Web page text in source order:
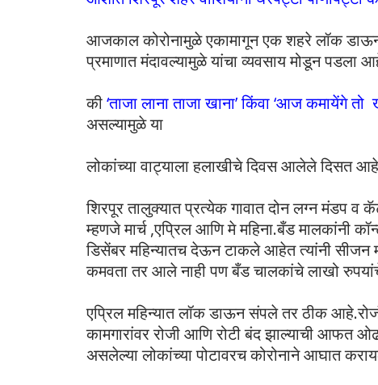
आजकाल कोरोनामुळे एकामागून एक शहरे लॉक
प्रमाणात मंदावल्यामुळे यांचा व्यवसाय मोडून पडला
की‘ताजा लाना ताजा खाना’ किंवा ‘आज कमायेंगे
असल्यामुळे या
लोकांच्या वाट्याला हलाखीचे दिवस आलेले दिसत
शिरपूर तालुक्यात प्रत्येक गावात दोन लग्न मंडप व
म्हणजे मार्च ,एप्रिल आणि मे महिना.बँड मालकांनी
डिसेंबर महिन्यातच देऊन टाकले आहेत त्यांनी सीजन
कमवता तर आले नाही पण बँड चालकांचे लाखो
एप्रिल महिन्यात लॉक डाऊन संपले तर ठीक
कामगारांवर रोजी आणि रोटी बंद झाल्याची आफत
असलेल्या लोकांच्या पोटावरच कोरोनाने आघात